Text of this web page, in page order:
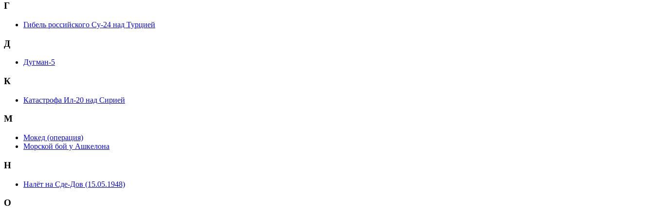
Г
Гибель российского Су-24 над Турцией
Д
Дугман-5
К
Катастрофа Ил-20 над Сирией
М
Мокед (операция)
Морской бой у Ашкелона
Н
Налёт на Сде-Дов (15.05.1948)
О